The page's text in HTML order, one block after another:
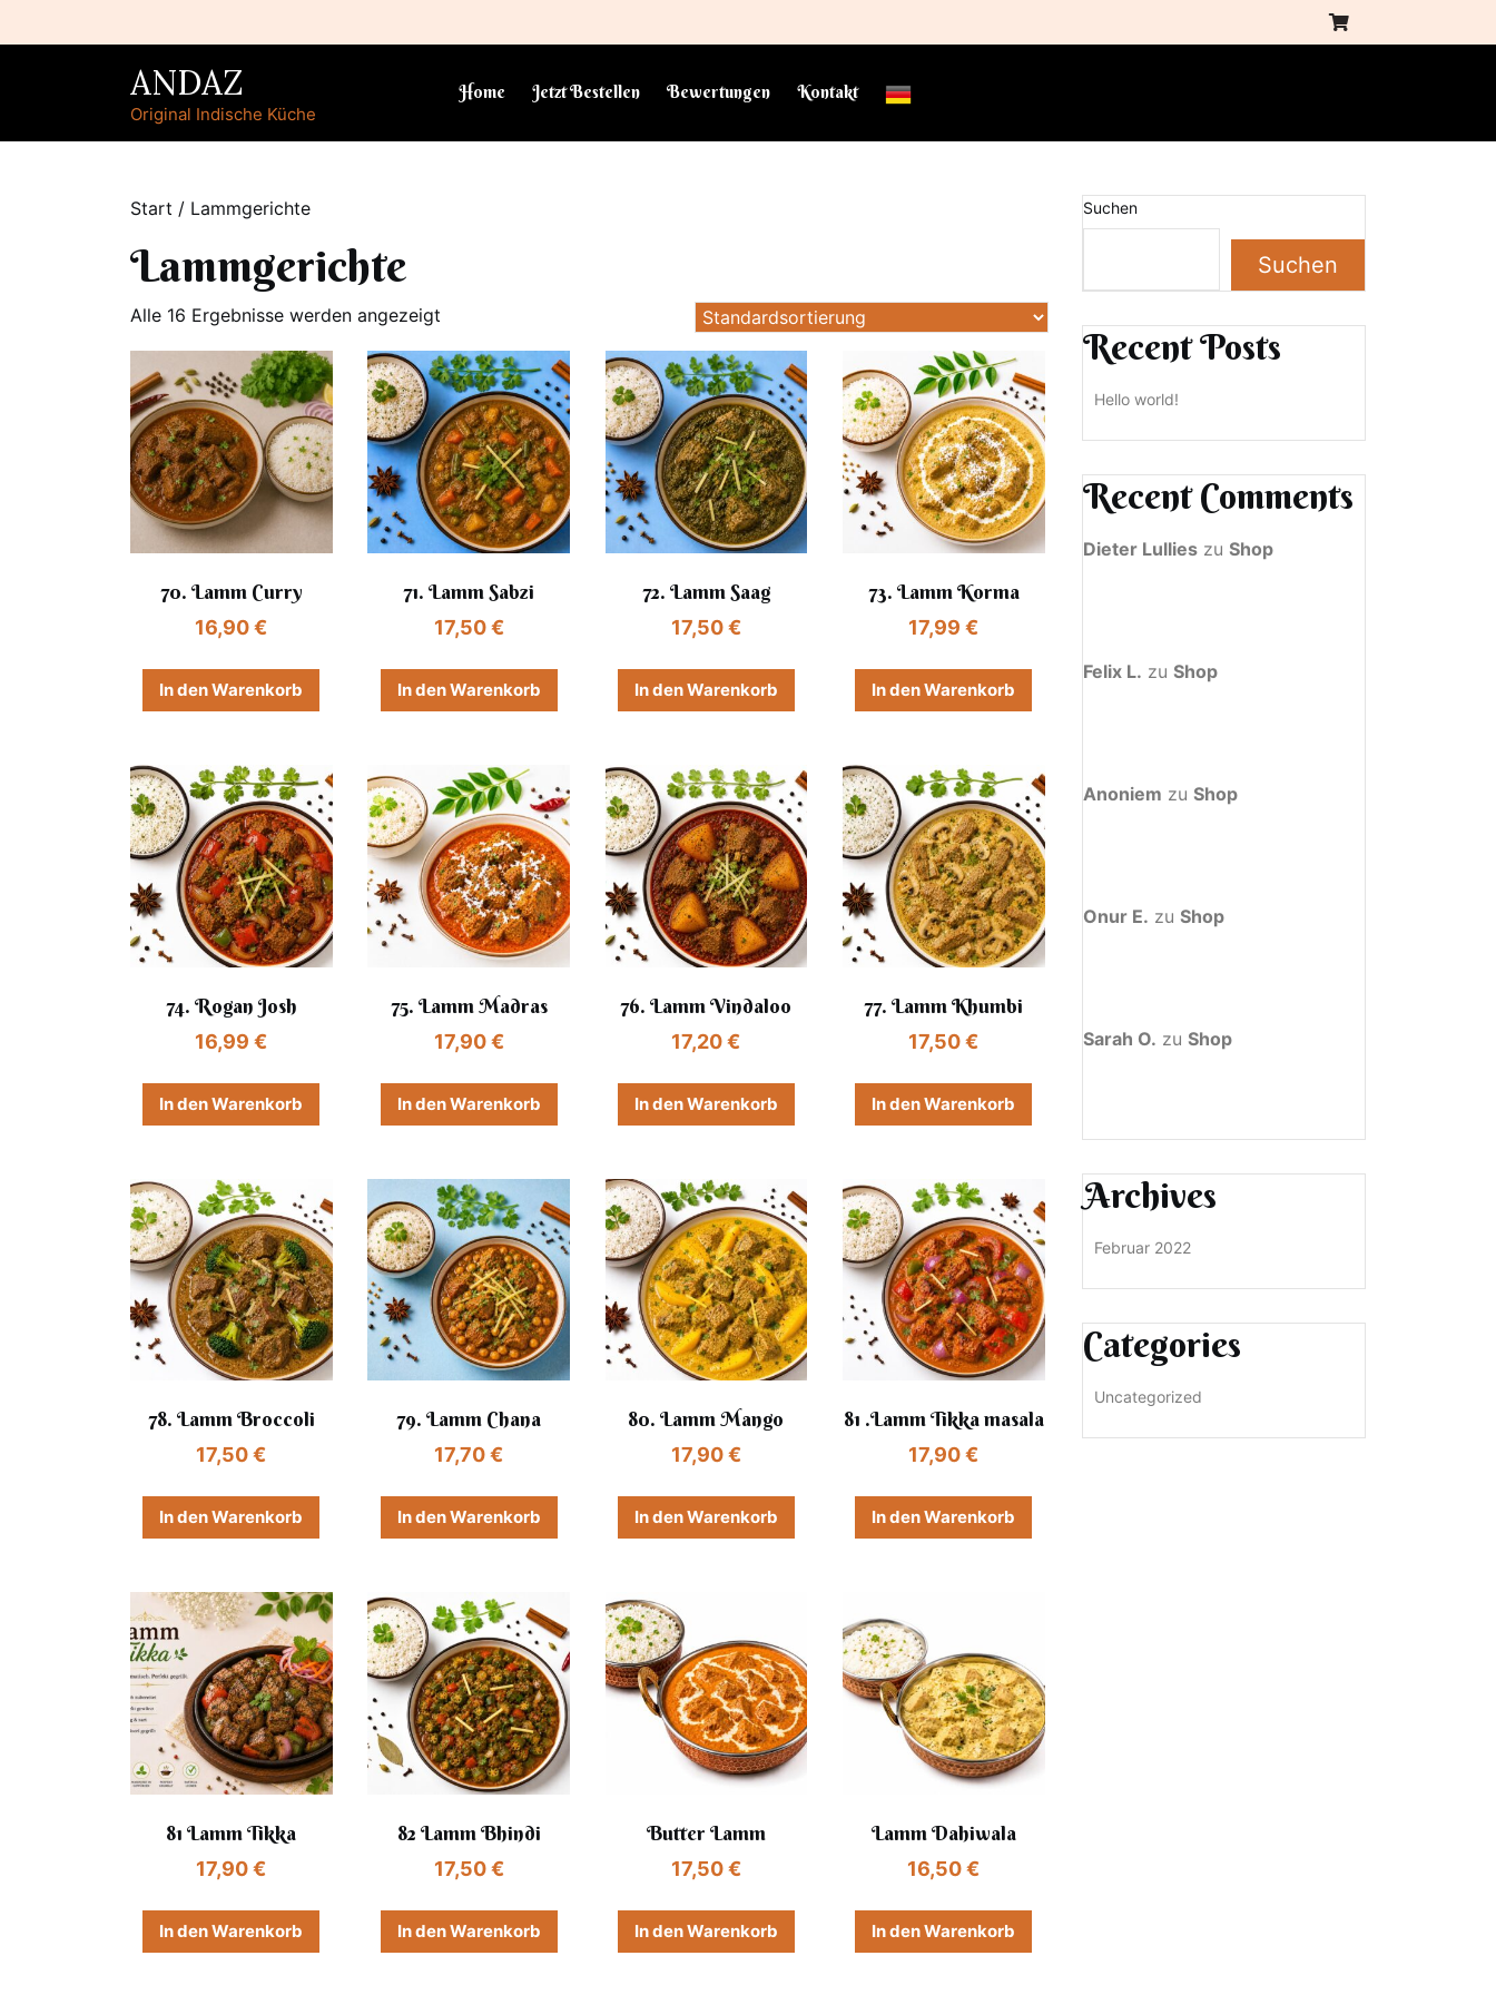
to
ANDAZ
Original Indische Küche
Home Jetzt Bestellen Bewertungen Kontakt
Start / Lammgerichte
Lammgerichte
Alle 16 Ergebnisse werden angezeigt
70. Lamm Curry
16,90€
In den Warenkorb
71. Lamm Sabzi
17,50€
In den Warenkorb
72. Lamm Saag
17,50€
In den Warenkorb
73. Lamm Korma
17,99€
In den Warenkorb
74. Rogan Josh
16,99€
In den Warenkorb
75. Lamm Madras
17,90€
In den Warenkorb
76. Lamm Vindaloo
17,20€
In den Warenkorb
77. Lamm Khumbi
17,50€
In den Warenkorb
78. Lamm Broccoli
17,50€
In den Warenkorb
79. Lamm Chana
17,70€
In den Warenkorb
80. Lamm Mango
17,90€
In den Warenkorb
81 .Lamm Tikka masala
17,90€
In den Warenkorb
81 Lamm Tikka
17,90€
In den Warenkorb
82 Lamm Bhindi
17,50€
In den Warenkorb
Butter Lamm
17,50€
In den Warenkorb
Lamm Dahiwala
16,50€
In den Warenkorb
Suchen
Suchen
Recent Posts
Hello world!
Recent Comments
Dieter Lullies zu Shop
Felix L. zu Shop
Anoniem zu Shop
Onur E. zu Shop
Sarah O. zu Shop
Archives
Februar 2022
Categories
Uncategorized